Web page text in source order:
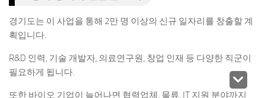
경기도는 이 사업을 통해 2만 명 이상의 신규 일자리를 창출할 계
획입니다.
R&D 인력, 기술 개발자, 의료연구원, 창업 인재 등 다양한 직군이
필요하게 됩니다.
또한 바이오 기업이 늘어나면 협력업체, 물류, IT 지원 분야까지